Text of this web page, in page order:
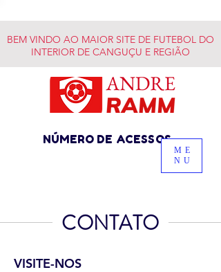
BEM VINDO AO MAIOR SITE DE FUTEBOL DO
INTERIOR DE CANGUÇU E REGIÃO
NÚMERO DE ACESSOS
ME
NU
CONTATO
VISITE-NOS